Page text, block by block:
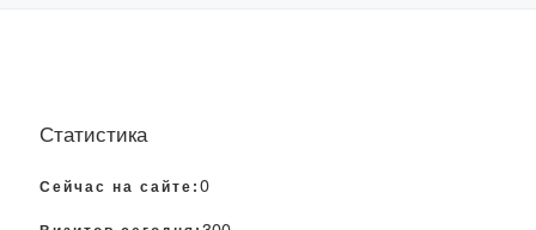
Статистика
Сейчас на сайте: 0